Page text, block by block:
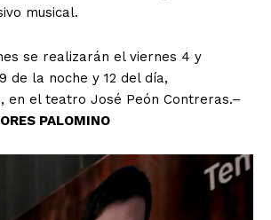
musical.
se realizarán el viernes 4 y
de la noche y 12 del día,
en el teatro José Peón Contreras.–
PALOMINO